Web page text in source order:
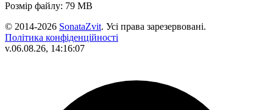
Розмір файлу: 79 MB
© 2014-2026 SonataZvit. Усі права зарезервовані.
Політика конфіденційності
v.06.08.26, 14:16:07